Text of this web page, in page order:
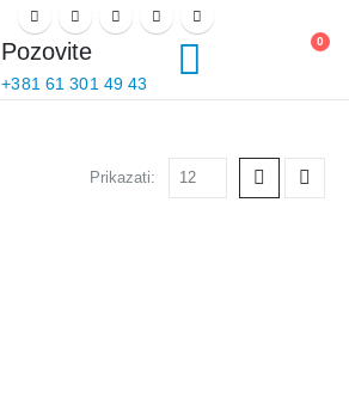
Pozovite
+381 61 301 49 43
0
Prikazati: